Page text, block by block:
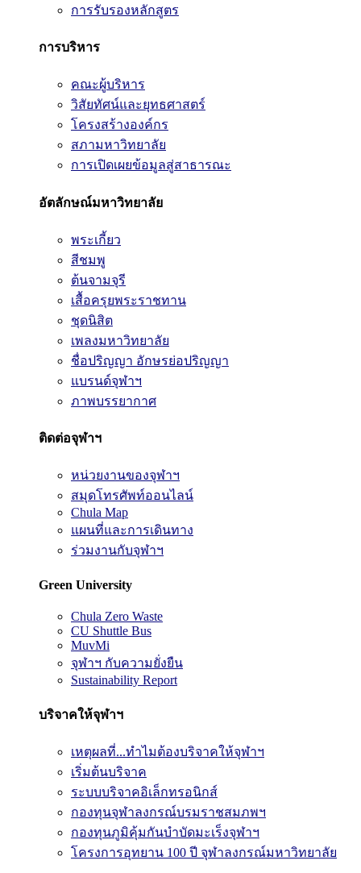
การรับรองหลักสูตร
การบริหาร
คณะผู้บริหาร
วิสัยทัศน์และยุทธศาสตร์
โครงสร้างองค์กร
สภามหาวิทยาลัย
การเปิดเผยข้อมูลสู่สาธารณะ
อัตลักษณ์มหาวิทยาลัย
พระเกี้ยว
สีชมพู
ต้นจามจุรี
เสื้อครุยพระราชทาน
ชุดนิสิต
เพลงมหาวิทยาลัย
ชื่อปริญญา อักษรย่อปริญญา
แบรนด์จุฬาฯ
ภาพบรรยากาศ
ติดต่อจุฬาฯ
หน่วยงานของจุฬาฯ
สมุดโทรศัพท์ออนไลน์
Chula Map
แผนที่และการเดินทาง
ร่วมงานกับจุฬาฯ
Green University
Chula Zero Waste
CU Shuttle Bus
MuvMi
จุฬาฯ กับความยั่งยืน
Sustainability Report
บริจาคให้จุฬาฯ
เหตุผลที่...ทำไมต้องบริจาคให้จุฬาฯ
เริ่มต้นบริจาค
ระบบบริจาคอิเล็กทรอนิกส์
กองทุนจุฬาลงกรณ์บรมราชสมภพฯ
กองทุนภูมิคุ้มกันบำบัดมะเร็งจุฬาฯ
โครงการอุทยาน 100 ปี จุฬาลงกรณ์มหาวิทยาลัย